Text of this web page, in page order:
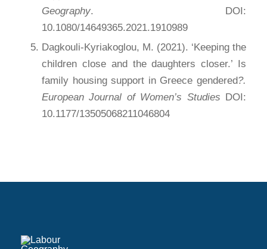
Geography. DOI:
10.1080/14649365.2021.1910989
Dagkouli-Kyriakoglou, M. (2021). ‘Keeping the
children close and the daughters closer.’ Is
family housing support in Greece gendered?.
European Journal of Women’s Studies DOI:
10.1177/13505068211046804